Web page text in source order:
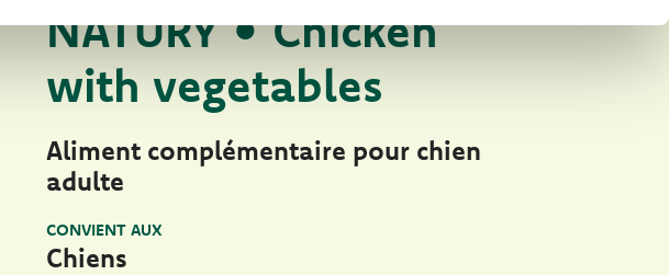
NATURY • Chicken
with vegetables
Aliment complémentaire pour chien
adulte
CONVIENT AUX
Chiens